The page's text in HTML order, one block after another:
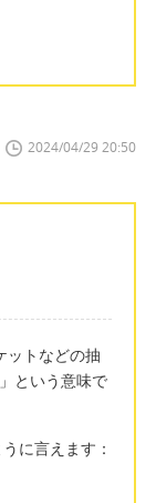
2024/04/29 20:50
ットなどの抽
という意味で
に言えます：